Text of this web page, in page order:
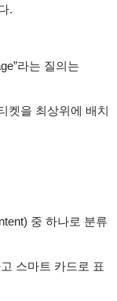
.
라는 질의는
켓을 최상위에 배치
중 하나로 분류
스마트 카드로 표